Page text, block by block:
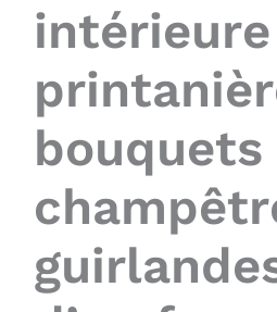
intérieure
bouquets